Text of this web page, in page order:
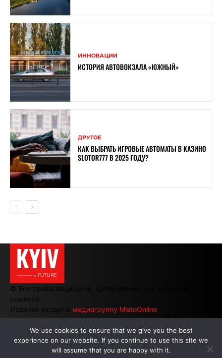
ИННОВАЦИИ
ИСТОРИЯ АВТОВОКЗАЛА «ЮЖНЫЙ»
ДРУГОЕ
КАК ВЫБРАТЬ ИГРОВЫЕ АВТОМАТЫ В КАЗИНО
SLOTOR777 В 2025 ГОДУ?
KYIV
———→ FUTURE
© Все права защищены. Цитирование — с активной
ссылкой.
Издание входит в медиагруппу MistoOnline
АВТОРЫ | РЕКЛАМА НА САЙТЕ
We use cookies to ensure that we give you the best
experience on our website. If you continue to use this site we
will assume that you are happy with it.